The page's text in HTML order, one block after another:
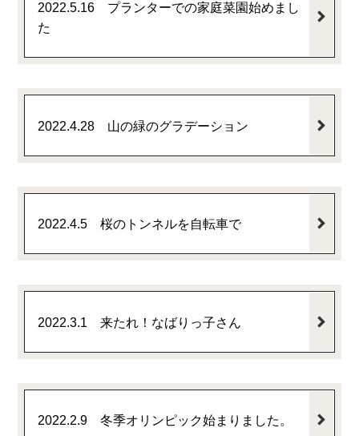
2022.5.16 プランターでの家庭菜園始めまし
た
2022.4.28 山の緑のグラデーション
2022.4.5 桜のトンネルを自転車で
2022.3.1 来たれ！なばりっ子さん
2022.2.9 冬季オリンピック始まりました。